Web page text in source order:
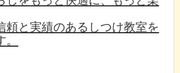
頼と実績のあるしつけ教室を